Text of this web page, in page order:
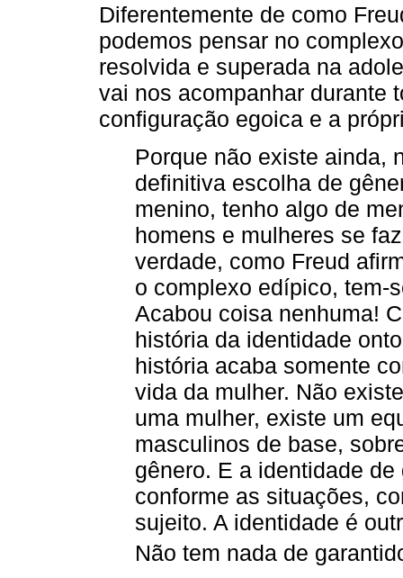
Diferentemente de como
podemos pensar no
resolvida e superada na
vai nos acompanhar durante
configuração egoica e a
Porque não existe ainda,
definitiva escolha de
menino, tenho algo de
homens e mulheres se
verdade, como Freud
o complexo edípico, tem-
Acabou coisa nenhuma!
história da identidade
história acaba somente
vida da mulher. Não
uma mulher, existe um
masculinos de base,
gênero. E a identidade
conforme as situações,
sujeito. A identidade é
Não tem nada de